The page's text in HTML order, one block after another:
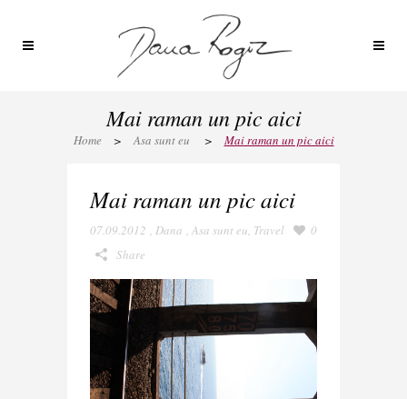
Mai raman un pic aici
Home > Asa sunt eu > Mai raman un pic aici
Mai raman un pic aici
07.09.2012 , Dana , Asa sunt eu, Travel
0
Share